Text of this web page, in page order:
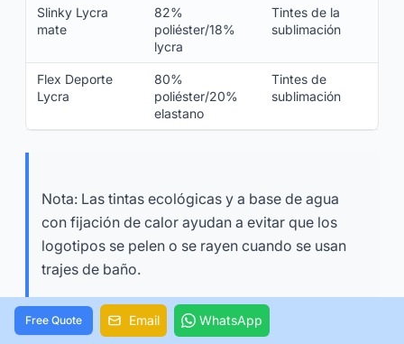
Slinky Lycra
mate
82%
poliéster/18%
lycra
Tintes de la
sublimación
Flex Deporte
Lycra
80%
poliéster/20%
elastano
Tintes de
sublimación
Nota: Las tintas ecológicas y a base de agua
con fijación de calor ayudan a evitar que los
logotipos se pelen o se rayen cuando se usan
trajes de baño.
Free Quote Email WhatsApp